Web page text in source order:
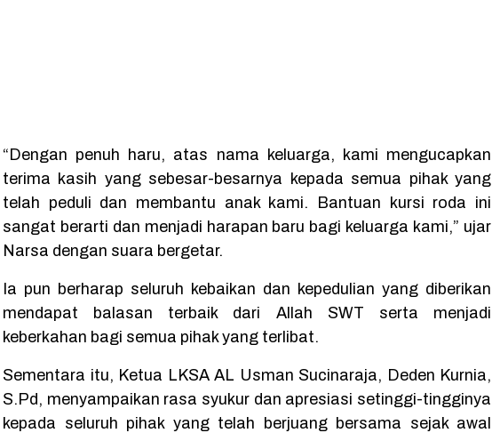
“Dengan penuh haru, atas nama keluarga, kami mengucapkan
terima kasih yang sebesar-besarnya kepada semua pihak yang
telah peduli dan membantu anak kami. Bantuan kursi roda ini
sangat berarti dan menjadi harapan baru bagi keluarga kami,” ujar
Narsa dengan suara bergetar.
Ia pun berharap seluruh kebaikan dan kepedulian yang diberikan
mendapat balasan terbaik dari Allah SWT serta menjadi
keberkahan bagi semua pihak yang terlibat.
Sementara itu, Ketua LKSA AL Usman Sucinaraja, Deden Kurnia,
S.Pd, menyampaikan rasa syukur dan apresiasi setinggi-tingginya
kepada seluruh pihak yang telah berjuang bersama sejak awal